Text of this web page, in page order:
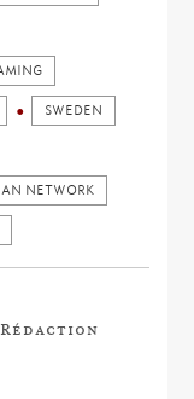
SWEDEN
NETWORK